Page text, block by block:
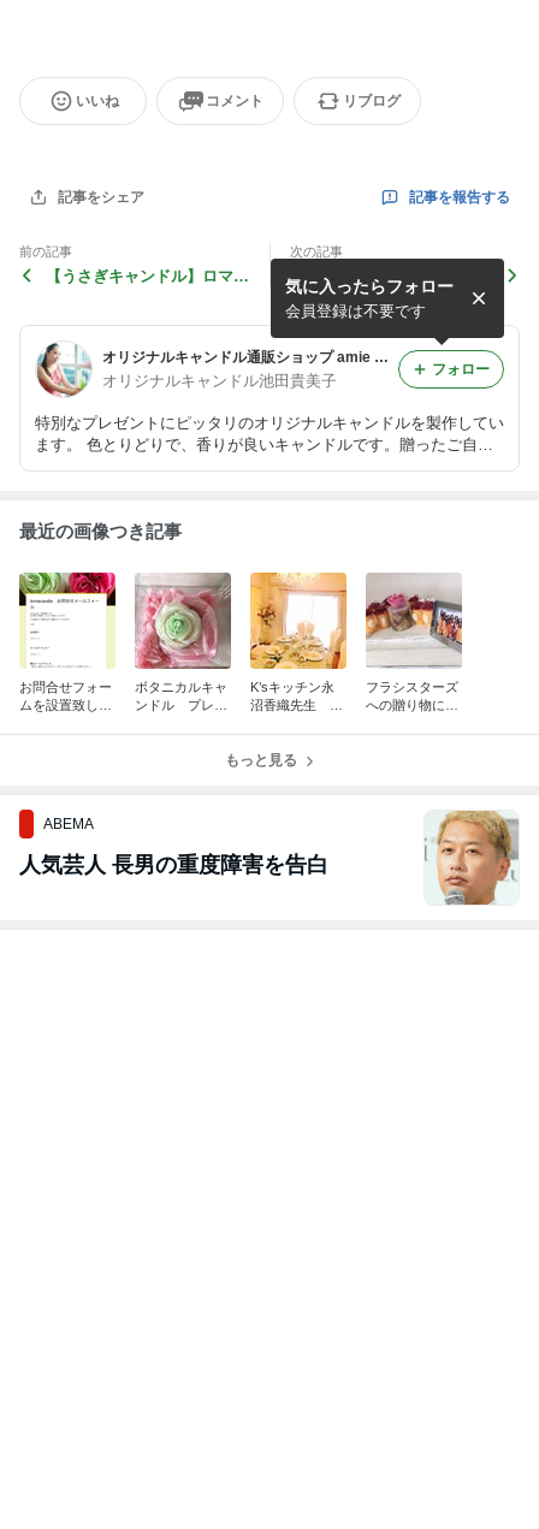
いいね コメント リブログ
記事をシェア 記事を報告する
前の記事
【うさぎキャンドル】ロマン
次の記事
【うさぎキャンドル】感覚が
鋭く、忍耐強い貴女へ☆
オリジナルキャンドル通販ショップ amie candle 結婚式 贈り物 プレゼントキャンドル
オリジナルキャンドル池田貴美子
特別なプレゼントにピッタリのオリジナルキャンドルを製作してい
ます。 色とりどりで、香りが良いキャンドルです。贈ったご自身
も嬉しくなるキャンドルを大好きなあの子にプレゼントしません
気に入ったらフォロー
会員登録は不要です
フォロー
最近の画像つき記事
お問合せフォー
ムを設置致しま
ボタニカルキャ
ンドル プレゼ
K’sキッチン永
沼香織先生 オ
フラシスターズ
への贈り物にキ
もっと見る
ABEMA
人気芸人 長男の重度障害を告白